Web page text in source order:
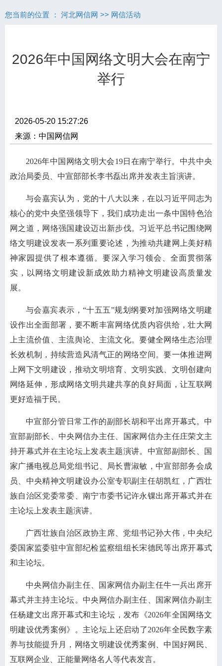
您当前的位置 ： 河北网信网 >> 网信活动
2026年中国网络文明大会在南宁
举行
2026-05-20 15:27:26
来源：中国网信网
2026年中国网络文明大会19日在南宁举行。中共中央
政治局委员、中宣部部长李书磊出席并发表主旨演讲。
与会嘉宾认为，党的十八大以来，在以习近平同志为
核心的党中央坚强领导下，我们成功走出一条中国特色治
网之道，网络强国建设迈出新步伐。习近平总书记围绕网
络文明建设发表一系列重要论述，为推动共建网上美好精
神家园提供了根本遵循。要深入学习领会、全面贯彻落
实，以网络文明建设新成效助力精神文明建设高质量发
展。
与会嘉宾表示，“十五五”规划纲要对加强网络文明建
设作出全面部署，要不断丰富网络优质内容供给，壮大网
上主流价值、主流舆论、主流文化。要健全网络生态治理
长效机制，持续营造风清气正的网络空间。要一体推进网
上网下文明建设，推动文明培育、文明实践、文明创建向
网络延伸，形成网络文明共建共享的良好局面，让互联网
更好造福于民。
中宣部分管日常工作的副部长胡和平出席开幕式。中
宣部副部长、中央网信办主任、国家网信办主任庄荣文主
持开幕式并在主论坛上发表主题演讲。中宣部副部长、国
家广播电视总局党组书记、局长曹淑敏，中宣部部务会成
员、中央精神文明建设办公室专职副主任胡凯红，广西壮
族自治区党委常委、南宁市委书记许永锞出席开幕式并在
主论坛上发表主题演讲。
广西壮族自治区政协主席、党组书记孙大伟，中央纪
委国家监委驻中宣部纪检监察组组长宋德民等出席开幕式
和主论坛。
中央网信办副主任、国家网信办副主任牛一兵出席开
幕式并主持主论坛。中央网信办副主任、国家网信办副主
任杨建文出席开幕式和主论坛，发布《2026年全国网络文
明建设优秀案例》。主论坛上还启动了2026年全民数字素
养与技能提升月，网络文明建设优秀案例、中国好网民、
互联网企业、正能量网络名人等代表发言。